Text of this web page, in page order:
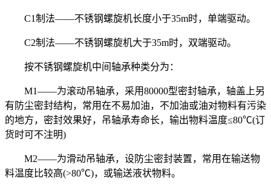
C1制法——不锈钢螺旋机长度小于35m时，单端驱动。
C2制法——不锈钢螺旋机大于35m时，双端驱动。
按不锈钢螺旋机中间轴承种类分为：
M1——为滚动吊轴承，采用80000型密封轴承，轴盖上另
有防尘密封结构，常用在不易加油，不加油或油对物料有污染
的地方，密封效果好，吊轴承寿命长，输出物料温度≤80℃(订
货时可不注明)
M2——为滑动吊轴承，设防尘密封装置，常用在输送物
料温度比较高(>80℃)，或输送液状物料。